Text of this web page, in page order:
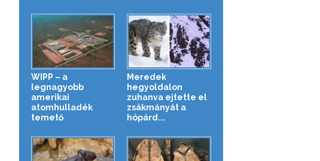
WIPP – a
legnagyobb
amerikai
atomhulladék
temető
Meredek
hegyoldalon
zuhanva ejtette el
zsákmányát a
hópárd...